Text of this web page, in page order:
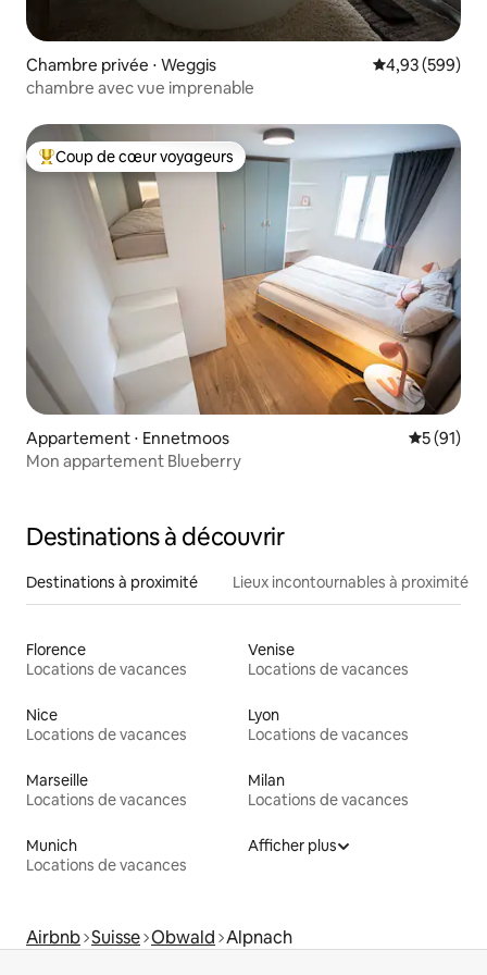
Chambre privée ⋅ Weggis Évaluation
4,93 (599)
chambre avec vue imprenable
Coups de cœur voyageurs les plus appréciés
Coup de cœur voyageurs
Appartement ⋅ Ennetmoos
5 (91)
Mon appartement Blueberry
Destinations à découvrir
Destinations à proximité Lieux incontournables à proximité
Florence
Locations de vacances
Venise
Locations de vacances
Nice
Locations de vacances
Lyon
Locations de vacances
Marseille
Locations de vacances
Milan
Locations de vacances
Munich
Locations de vacances
Afficher plus
Airbnb Suisse Obwald Alpnach